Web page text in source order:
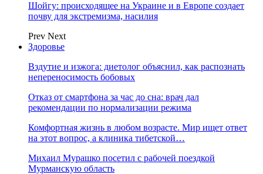
Шойгу: происходящее на Украине и в Европе создает
почву для экстремизма, насилия
Prev Next
Здоровье
Вздутие и изжога: диетолог объяснил, как распознать
непереносимость бобовых
Отказ от смартфона за час до сна: врач дал
рекомендации по нормализации режима
Комфортная жизнь в любом возрасте. Мир ищет ответ
на этот вопрос, а клиника тибетской…
Михаил Мурашко посетил с рабочей поездкой
Мурманскую область